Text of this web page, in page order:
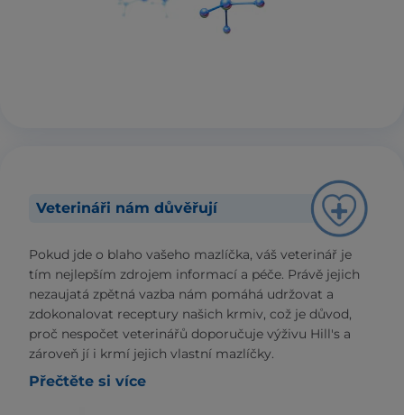
Veterináři nám důvěřují
Pokud jde o blaho vašeho mazlíčka, váš veterinář je
tím nejlepším zdrojem informací a péče. Právě jejich
nezaujatá zpětná vazba nám pomáhá udržovat a
zdokonalovat receptury našich krmiv, což je důvod,
proč nespočet veterinářů doporučuje výživu Hill's a
zároveň jí i krmí jejich vlastní mazlíčky.
Přečtěte si více